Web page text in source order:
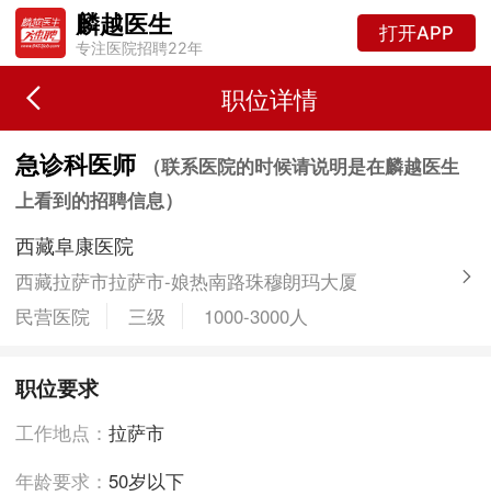
麟越医生
专注医院招聘22年
打开APP
职位详情
急诊科医师
（联系医院的时候请说明是在麟越医生
上看到的招聘信息）
西藏阜康医院
西藏拉萨市拉萨市-娘热南路珠穆朗玛大厦
民营医院
三级 1000-3000人
职位要求
工作地点：拉萨市
年龄要求：50岁以下